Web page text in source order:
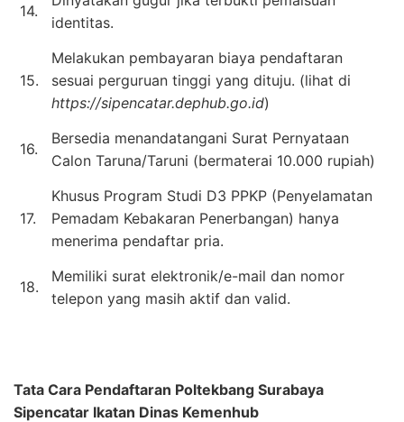
14.
identitas.
15.
Melakukan pembayaran biaya pendaftaran
sesuai perguruan tinggi yang dituju. (lihat di
https://sipencatar.dephub.go.id)
16.
Bersedia menandatangani Surat Pernyataan
Calon Taruna/Taruni (bermaterai 10.000 rupiah)
17.
Khusus Program Studi D3 PPKP (Penyelamatan
Pemadam Kebakaran Penerbangan) hanya
menerima pendaftar pria.
18.
Memiliki surat elektronik/e-mail dan nomor
telepon yang masih aktif dan valid.
Tata Cara Pendaftaran Poltekbang Surabaya
Sipencatar Ikatan Dinas Kemenhub